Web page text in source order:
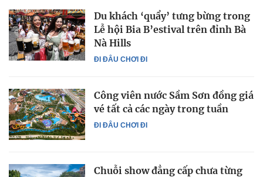
ĐI ĐÂU CHƠI ĐI
Du khách ‘quẩy’ tưng bừng trong
Lễ hội Bia B’estival trên đỉnh Bà
Nà Hills
ĐI ĐÂU CHƠI ĐI
Công viên nước Sầm Sơn đồng giá
vé tất cả các ngày trong tuần
Chuỗi show đẳng cấp chưa từng